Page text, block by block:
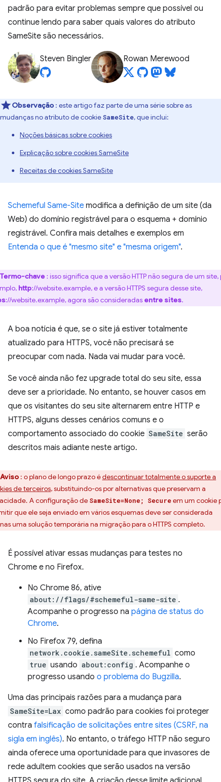
padrão para evitar problemas sempre que possível ou
continue lendo para saber quais valores do atributo
SameSite são necessários.
Steven Bingler Rowan Merewood
Observação : este artigo faz parte de uma série sobre as
mudanças no atributo de cookie SameSite, que inclui:
Noções básicas sobre cookies
Explicação sobre cookies SameSite
Receitas de cookies SameSite
Schemeful Same-Site modifica a definição de um site (da
Web) do domínio registrável para o esquema + domínio
registrável. Confira mais detalhes e exemplos em
Entenda o que é "mesmo site" e "mesma origem".
Termo-chave : isso significa que a versão HTTP não segura de um site,
http://website.example, e a versão HTTPS segura desse site,
://website.example, agora são consideradas entre sites.
A boa notícia é que, se o site já estiver totalmente
atualizado para HTTPS, você não precisará se
preocupar com nada. Nada vai mudar para você.
Se você ainda não fez upgrade total do seu site, essa
deve ser a prioridade. No entanto, se houver casos em
que os visitantes do seu site alternarem entre HTTP e
HTTPS, alguns desses cenários comuns e o
comportamento associado do cookie SameSite serão
descritos mais adiante neste artigo.
Aviso : o plano de longo prazo édescontinuar totalmente o suporte a
de terceiros, substituindo-os por alternativas que preservam a
A configuração de SameSite=None; Secureem um cookie
que ele seja enviado em vários esquemas deve ser considerada
uma solução temporária na migração para o HTTPS completo.
É possível ativar essas mudanças para testes no
Chrome e no Firefox.
No Chrome 86, ative
about://flags/#schemeful-same-site .
Acompanhe o progresso na página de status do
Chrome.
No Firefox 79, defina
network.cookie.sameSite.schemeful como
true usando about:config . Acompanhe o
progresso usando o problema do Bugzilla.
Uma das principais razões para a mudança para
SameSite=Lax como padrão para cookies foi proteger
contra falsificação de solicitações entre sites (CSRF, na
sigla em inglês). No entanto, o tráfego HTTP não seguro
ainda oferece uma oportunidade para que invasores de
rede adultem cookies que serão usados na versão